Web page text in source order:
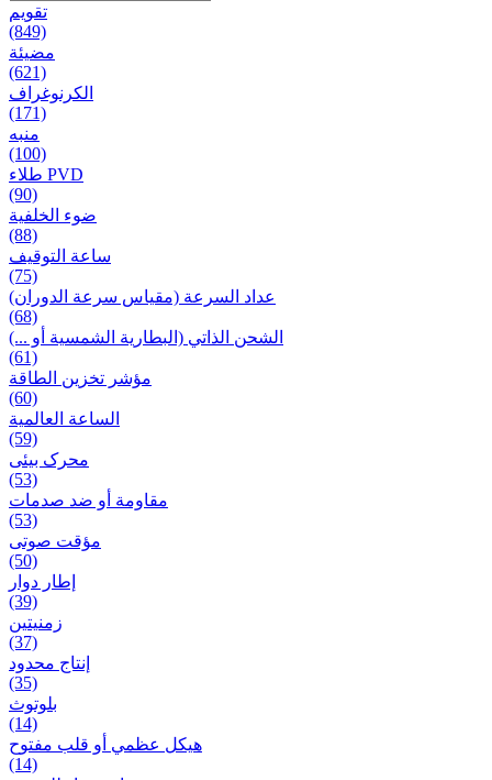
تقويم
(849)
مضيئة
(621)
الكرنوغراف
(171)
منبه
(100)
طلاء PVD
(90)
ضوء الخلفية
(88)
ساعة التوقيف
(75)
عداد السرعة (مقياس سرعة الدوران)
(68)
الشحن الذاتي (البطارية الشمسية أو ...)
(61)
مؤشر تخزين الطاقة
(60)
الساعة العالمية
(59)
محرک بیئی
(53)
مقاومة أو ضد صدمات
(53)
مؤقت صوتی
(50)
إطار دوار
(39)
زمنیتین
(37)
إنتاج محدود
(35)
بلوتوث
(14)
هيكل عظمي أو قلب مفتوح
(14)